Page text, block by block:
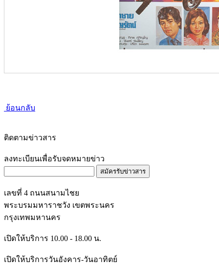
ย้อนกลับ
ติดตามข่าวสาร
ลงทะเบียนเพื่อรับจดหมายข่าว
สมัครรับข่าวสาร
เลขที่ 4 ถนนสนามไชย
พระบรมมหาราชวัง เขตพระนคร
กรุงเทพมหานคร
เปิดให้บริการ 10.00 - 18.00 น.
เปิดให้บริการวันอังคาร-วันอาทิตย์